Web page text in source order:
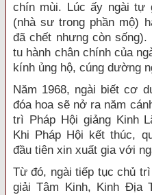
chín mùi. Lúc ấy ngài tự
(nhà sư trong phần mộ)
đã chết nhưng còn
tu hành chân chính của
kính ủng hộ, cúng dường
Năm 1968, ngài biết cơ
đóa hoa sẽ nở ra năm
trì Pháp Hội giảng Kinh
Khi Pháp Hội kết thúc,
đầu tiên xin xuất gia với
Từ đó, ngài tiếp tục chủ
giải Tâm Kinh, Kinh Ðịa